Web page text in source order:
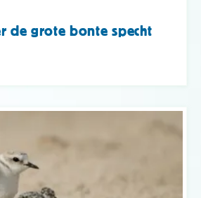
de grote bonte specht